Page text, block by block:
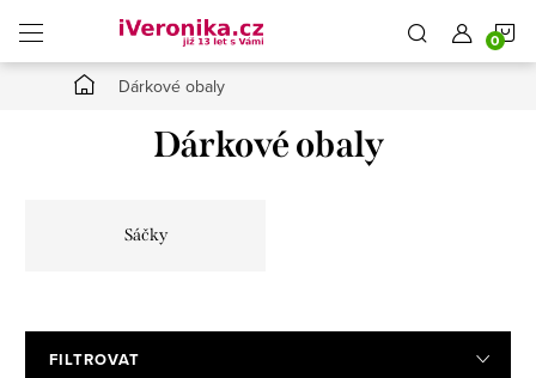
obsah
DomůDárkové obaly
Dárkové obaly
Sáčky
FILTROVAT